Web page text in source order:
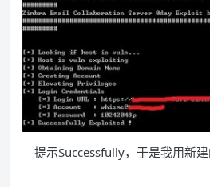
提示Successfully，于是我用新建